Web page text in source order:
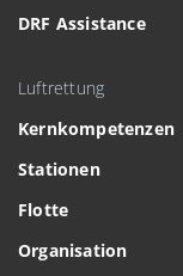
DRF Assistance
Luftrettung
Kernkompetenzen
Stationen
Flotte
Organisation